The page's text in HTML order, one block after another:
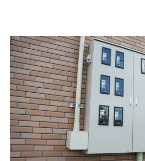
a
d
e
n
k
i